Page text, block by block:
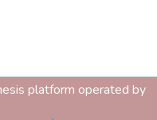
platform operated by